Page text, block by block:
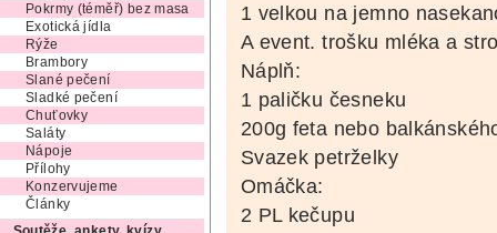
Pokrmy (téměř) bez masa
Exotická jídla
Rýže
Brambory
Slané pečení
Sladké pečení
Chuťovky
Saláty
Nápoje
Přílohy
Konzervujeme
Články
1 velkou na jemno
A event. trošku mléka a
Náplň:
1 paličku česneku
200g feta nebo
Svazek petrželky
Omáčka:
2 PL kečupu